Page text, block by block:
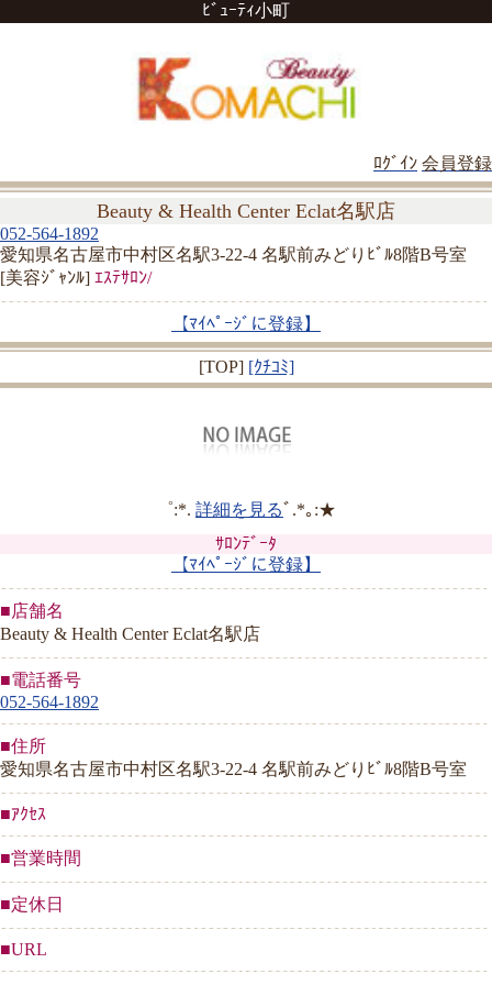
ﾋﾞｭｰﾃｨ小町
ﾛｸﾞｲﾝ 会員登録
Beauty & Health Center Eclat名駅店
052-564-1892
愛知県名古屋市中村区名駅3-22-4 名駅前みどりﾋﾞﾙ8階B号室
[美容ｼﾞｬﾝﾙ] ｴｽﾃｻﾛﾝ/
【ﾏｲﾍﾟｰｼﾞに登録】
[TOP] [ｸﾁｺﾐ]
゜:*. 詳細を見るﾞ.*｡:★
ｻﾛﾝﾃﾞｰﾀ
【ﾏｲﾍﾟｰｼﾞに登録】
■店舗名
Beauty & Health Center Eclat名駅店
■電話番号
052-564-1892
■住所
愛知県名古屋市中村区名駅3-22-4 名駅前みどりﾋﾞﾙ8階B号室
■ｱｸｾｽ
■営業時間
■定休日
■URL